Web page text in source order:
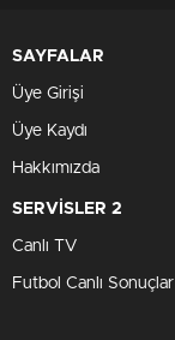
SAYFALAR
Üye Girişi
Üye Kaydı
Hakkımızda
SERVİSLER 2
Canlı TV
Futbol Canlı Sonuçlar